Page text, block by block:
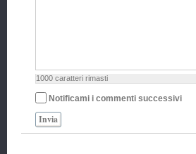
1000 caratteri rimasti
Notificami i commenti successivi
Invia